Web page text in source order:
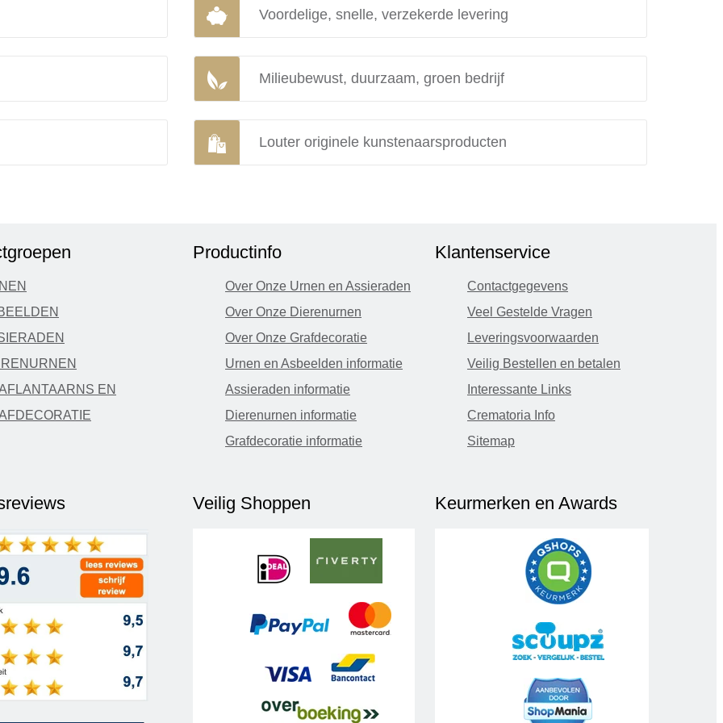
Voordelige, snelle, verzekerde levering
Milieubewust, duurzaam, groen bedrijf
Louter originele kunstenaarsproducten
EN
Productinfo
Over Onze Urnen en Assieraden
Over Onze Dierenurnen
Over Onze Grafdecoratie
Urnen en Asbeelden informatie
Assieraden informatie
Dierenurnen informatie
Grafdecoratie informatie
Klantenservice
Contactgegevens
Veel Gestelde Vragen
Leveringsvoorwaarden
Veilig Bestellen en betalen
Interessante Links
Crematoria Info
Sitemap
Veilig Shoppen Keurmerken en Awards